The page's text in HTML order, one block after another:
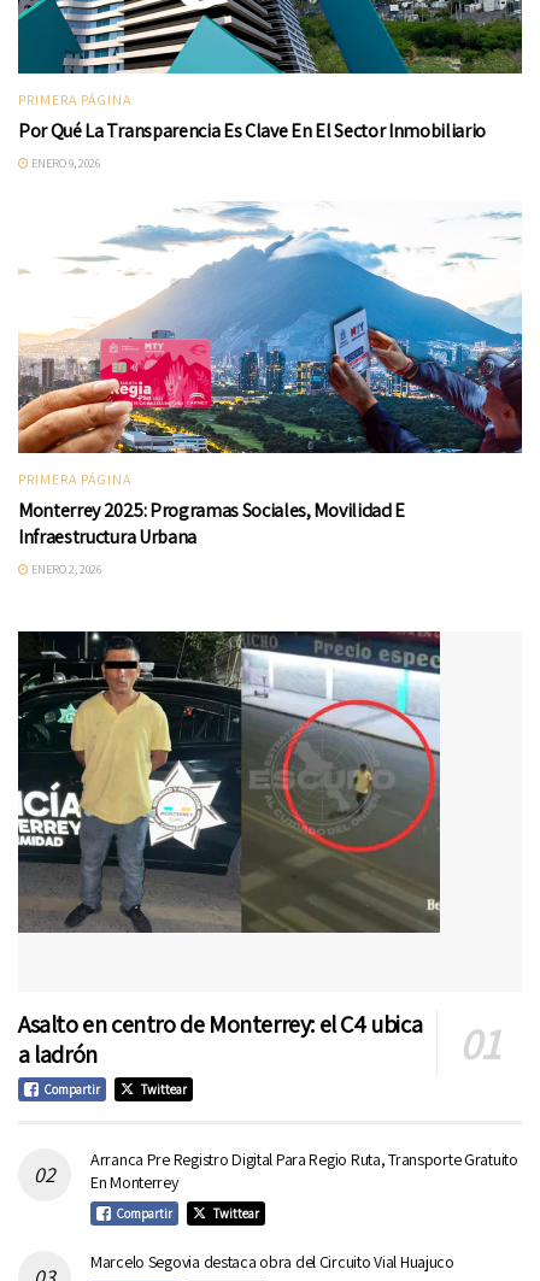
PRIMERA PÁGINA
Por Qué La Transparencia Es Clave En El Sector Inmobiliario
ENERO 9, 2026
PRIMERA PÁGINA
Monterrey 2025: Programas Sociales, Movilidad E
Infraestructura Urbana
ENERO 2, 2026
Asalto en centro de Monterrey: el C4 ubica
a ladrón
Compartir Twittear
Arranca Pre Registro Digital Para Regio Ruta, Transporte Gratuito
En Monterrey
Compartir Twittear
Marcelo Segovia destaca obra del Circuito Vial Huajuco